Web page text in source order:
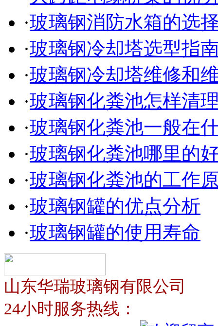
·玻璃钢消防水箱的选
·玻璃钢冷却塔选型指
·玻璃钢冷却塔维修和
·玻璃钢化粪池怎样清
·玻璃钢化粪池一般在
·玻璃钢化粪池哪里的
·玻璃钢化粪池的工作
·玻璃钢罐的优点分析
·玻璃钢罐的使用寿命
山东华瑞玻璃钢有限公司
24小时服务热线：